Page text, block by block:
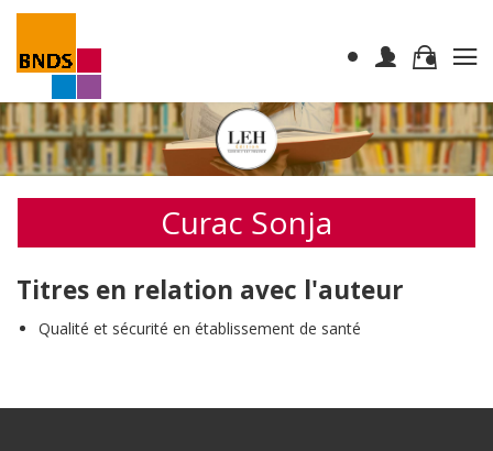
Curac Sonja
Titres en relation avec l'auteur
Qualité et sécurité en établissement de santé